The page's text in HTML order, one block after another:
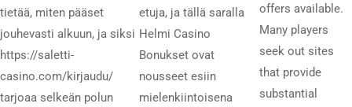
tietää, miten pääset
jouhevasti alkuun, ja siksi
https://saletti-
casino.com/kirjaudu/
tarjoaa selkeän polun
etuja, ja tällä saralla
Helmi Casino
Bonukset ovat
nousseet esiin
mielenkiintoisena
offers available.
Many players
seek out sites
that provide
substantial